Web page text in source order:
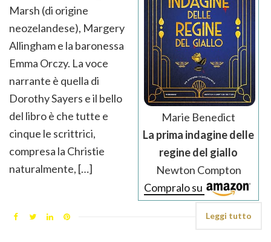
Marie Benedict
La prima indagine delle
regine del giallo
Newton Compton
Compralo su
Marsh (di origine
neozelandese), Margery
Allingham e la baronessa
Emma Orczy. La voce
narrante è quella di
Dorothy Sayers e il bello
del libro è che tutte e
cinque le scrittrici,
compresa la Christie
naturalmente, […]
Leggi tutto